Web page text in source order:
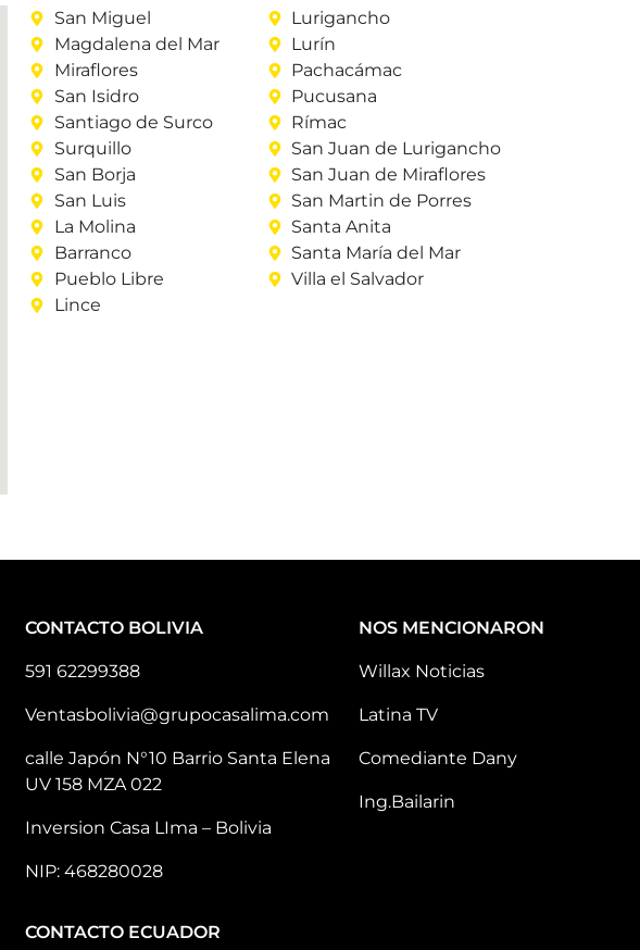
San Miguel
Magdalena del Mar
Miraflores
San Isidro
Santiago de Surco
Surquillo
San Borja
San Luis
La Molina
Barranco
Pueblo Libre
Lince
Lurigancho
Lurín
Pachacámac
Pucusana
Rímac
San Juan de Lurigancho
San Juan de Miraflores
San Martin de Porres
Santa Anita
Santa María del Mar
Villa el Salvador
CONTACTO BOLIVIA
591 62299388
Ventasbolivia@grupocasalima.com
calle Japón N°10 Barrio Santa Elena
UV 158 MZA 022
Inversion Casa LIma – Bolivia
NIP: 468280028
CONTACTO ECUADOR
NOS MENCIONARON
Willax Noticias
Latina TV
Comediante Dany
Ing.Bailarin